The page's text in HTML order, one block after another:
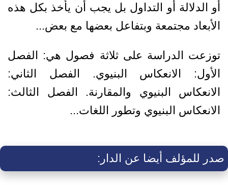
أو الدلالة أو التداول بل يجب أن يأخذ بكل هذه
الأبعاد مجتمعة وبتفاعل بعضها مع بعض...
توزعت الدراسة على ثلاثة فصول هي: الفصل
الأول: الانعكاس البنيوي. الفصل الثاني:
الانعكاس البنيوي والمقارنة. الفصل الثالث:
الانعكاس البنيوي وتطور اللغات...
صدر للمؤلف أيضا عن الدار: